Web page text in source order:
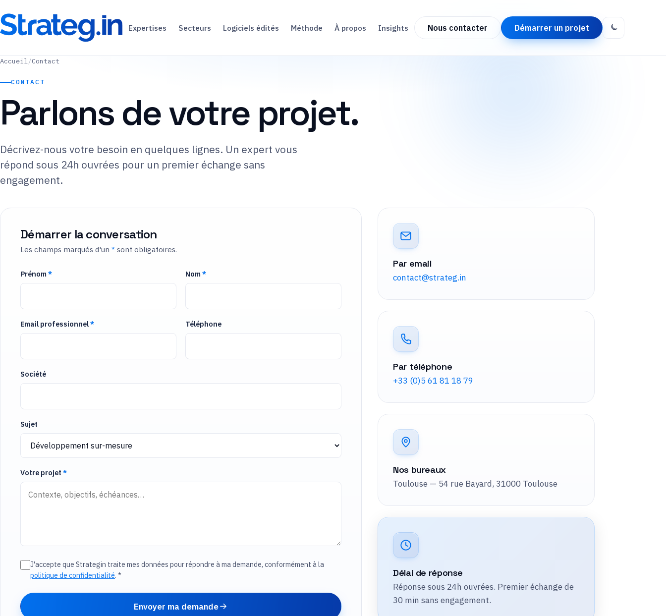
Expertises Secteurs Logiciels édités Méthode À propos Insights Nous contacter Démarrer un projet
Accueil/Contact
CONTACT
Parlons de votre projet.
Décrivez-nous votre besoin en quelques lignes. Un expert vous
répond sous 24h ouvrées pour un premier échange sans
engagement.
Démarrer la conversation
Les champs marqués d'un * sont obligatoires.
Prénom * Nom *
Email professionnel* Téléphone
Société
Sujet
Votre projet *
J'accepte que Strategin traite mes données pour répondre à ma demande, conformément à la
politique de confidentialité. *
Envoyer ma demande
Par email
contact@strateg.in
Par téléphone
+33 (0)5 61 81 18 79
Nos bureaux
Toulouse — 54 rue Bayard, 31000 Toulouse
Délai de réponse
Réponse sous 24h ouvrées. Premier échange de
30 min sans engagement.